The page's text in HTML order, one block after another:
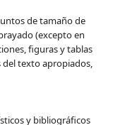
de tamaño de
(excepto en
figuras y tablas
del texto apropiados,
y bibliográficos